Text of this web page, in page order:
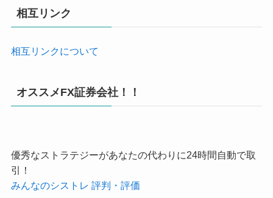
相互リンク
相互リンクについて
オススメFX証券会社！！
優秀なストラテジーがあなたの代わりに24時間自動で取
引！
みんなのシストレ 評判・評価